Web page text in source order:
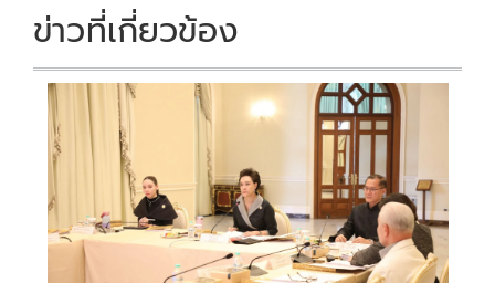
ข่าวที่เกี่ยวข้อง